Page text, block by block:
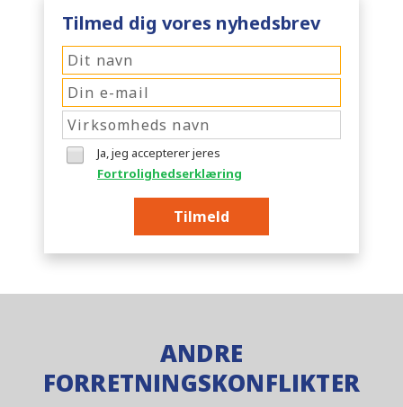
Tilmed dig vores nyhedsbrev
Ja, jeg accepterer jeres
Fortrolighedserklæring
Tilmeld
ANDRE
FORRETNINGSKONFLIKTER